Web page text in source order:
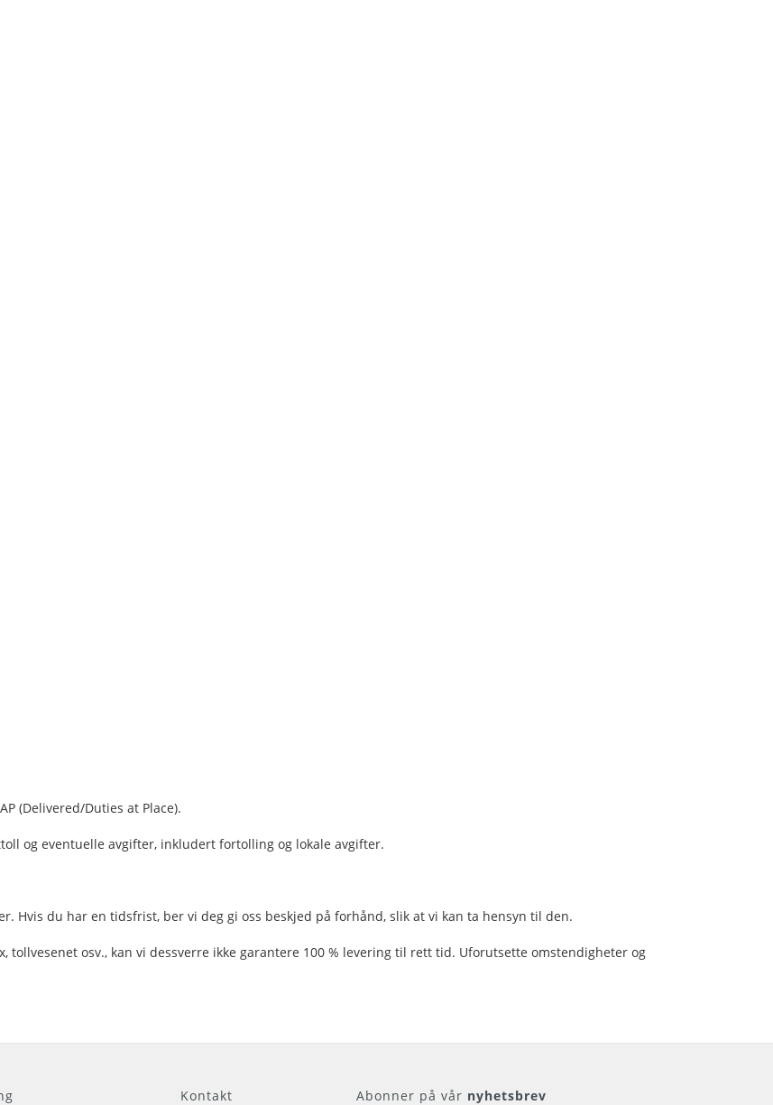
(Delivered/Duties at Place).
og eventuelle avgifter, inkludert fortolling og lokale avgifter.
Hvis du har en tidsfrist, ber vi deg gi oss beskjed på forhånd, slik at vi kan ta hensyn til den.
tollvesenet osv., kan vi dessverre ikke garantere 100 % levering til rett tid. Uforutsette omstendigheter og
Kontakt Abonner på vår nyhetsbrev